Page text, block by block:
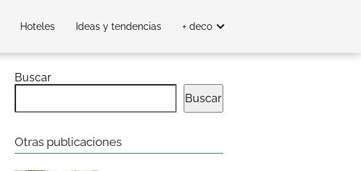
Hoteles Ideas y tendencias + deco
Buscar
Buscar
Otras publicaciones